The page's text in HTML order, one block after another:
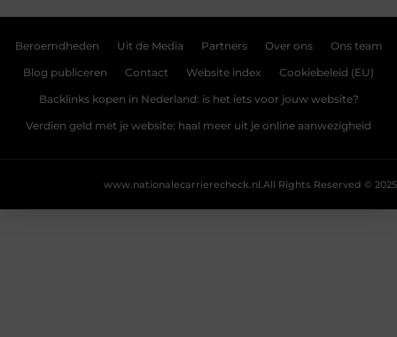
Beroemdheden Uit de Media Partners Over ons Ons team
Blog publiceren Contact Website index Cookiebeleid (EU)
Backlinks kopen in Nederland: is het iets voor jouw website?
Verdien geld met je website: haal meer uit je online aanwezigheid
All Rights Reserved © 2025
www.nationalecarrierecheck.nl.